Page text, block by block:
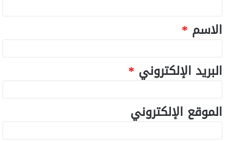
الاسم *
البريد الإلكتروني *
الموقع الإلكتروني